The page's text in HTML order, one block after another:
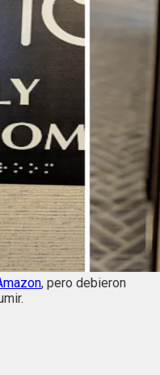
, pero debieron